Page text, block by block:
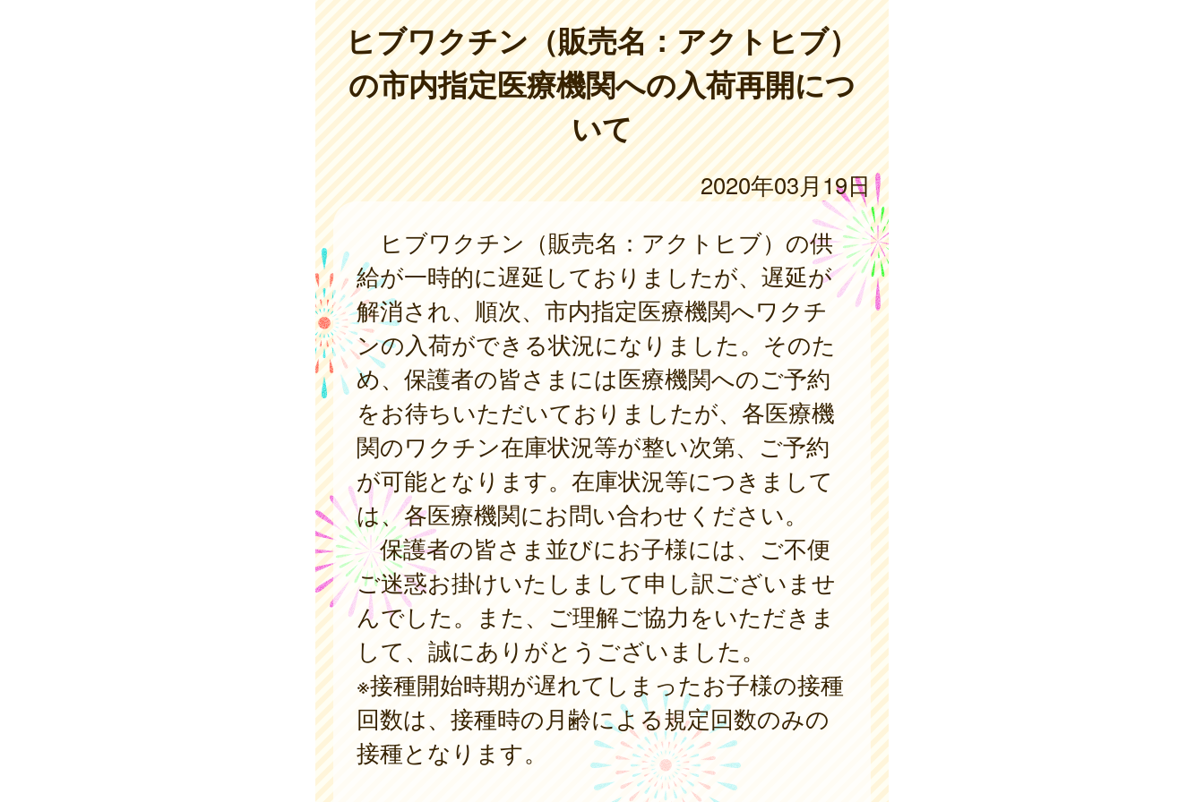
ヒブワクチン（販売名：アクトヒブ）
の市内指定医療機関への入荷再開につ
いて
2020年03月19日
ヒブワクチン（販売名：アクトヒブ）の供
給が一時的に遅延しておりましたが、遅延が
解消され、順次、市内指定医療機関へワクチ
ンの入荷ができる状況になりました。そのた
め、保護者の皆さまには医療機関へのご予約
をお待ちいただいておりましたが、各医療機
関のワクチン在庫状況等が整い次第、ご予約
が可能となります。在庫状況等につきまして
は、各医療機関にお問い合わせください。
保護者の皆さま並びにお子様には、ご不便
ご迷惑お掛けいたしまして申し訳ございませ
んでした。また、ご理解ご協力をいただきま
して、誠にありがとうございました。
※接種開始時期が遅れてしまったお子様の接種
回数は、接種時の月齢による規定回数のみの
接種となります。